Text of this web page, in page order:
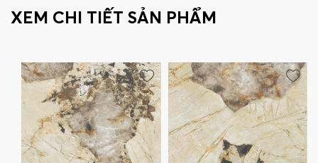
XEM CHI TIẾT SẢN PHẨM